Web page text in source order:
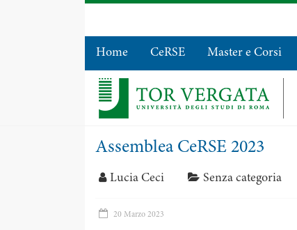
Home CeRSE Master e Corsi
Assemblea CeRSE 2023
Lucia Ceci Senza categoria
20 Marzo 2023